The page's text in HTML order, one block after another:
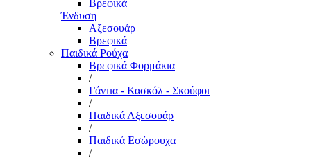
Βρεφικά
Ένδυση
Αξεσουάρ
Βρεφικά
Παιδικά Ρούχα
Βρεφικά Φορμάκια
/
Γάντια - Κασκόλ - Σκούφοι
/
Παιδικά Αξεσουάρ
/
Παιδικά Εσώρουχα
/